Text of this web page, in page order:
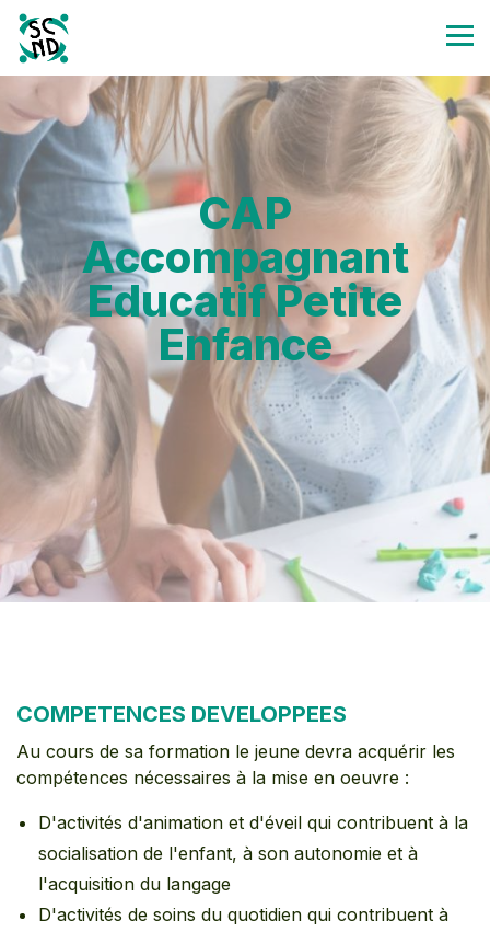
CAP
Accompagnant
Educatif Petite
Enfance
COMPETENCES DEVELOPPEES
Au cours de sa formation le jeune devra acquérir les
compétences nécessaires à la mise en oeuvre :
D'activités d'animation et d'éveil qui contribuent à la
socialisation de l'enfant, à son autonomie et à
l'acquisition du langage
D'activités de soins du quotidien qui contribuent à